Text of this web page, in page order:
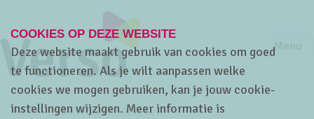
Jump
Menu
Home Over Verso Publicaties
COOKIES OP DEZE WEBSITE
Deze website maakt gebruik van cookies om goed
te functioneren. Als je wilt aanpassen welke
cookies we mogen gebruiken, kan je jouw cookie-
instellingen wijzigen. Meer informatie is